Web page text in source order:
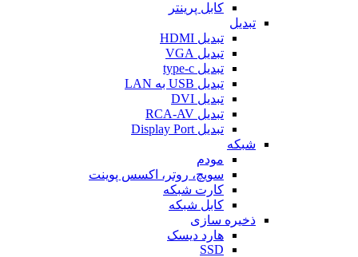
کابل پرینتر
تبدیل
تبدیل HDMI
تبدیل VGA
تبدیل type-c
تبدیل USB به LAN
تبدیل DVI
تبدیل RCA-AV
تبدیل Display Port
شبکه
مودم
سویچ، روتر، اکسس پوینت
کارت شبکه
کابل شبکه
ذخیره سازی
هارد دیسک
SSD